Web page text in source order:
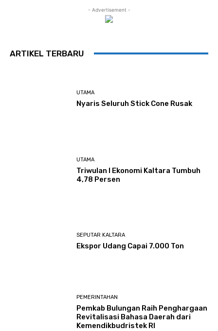
- Advertisement -
ARTIKEL TERBARU
UTAMA
Nyaris Seluruh Stick Cone Rusak
UTAMA
Triwulan I Ekonomi Kaltara Tumbuh
4,78 Persen
SEPUTAR KALTARA
Ekspor Udang Capai 7.000 Ton
PEMERINTAHAN
Pemkab Bulungan Raih Penghargaan
Revitalisasi Bahasa Daerah dari
Kemendikbudristek RI